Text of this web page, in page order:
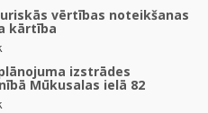
vērtības noteikšanas
kārtība
izstrādes
Mūkusalas ielā 82